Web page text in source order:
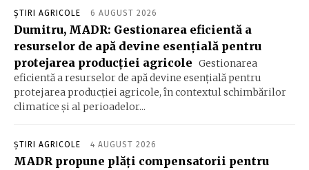
ȘTIRI AGRICOLE 6 AUGUST 2026
Dumitru, MADR: Gestionarea eficientă a
resurselor de apă devine esenţială pentru
protejarea producţiei agricole Gestionarea
eficientă a resurselor de apă devine esenţială pentru
protejarea producţiei agricole, în contextul schimbărilor
climatice şi al perioadelor...
ȘTIRI AGRICOLE 4 AUGUST 2026
MADR propune plăţi compensatorii pentru